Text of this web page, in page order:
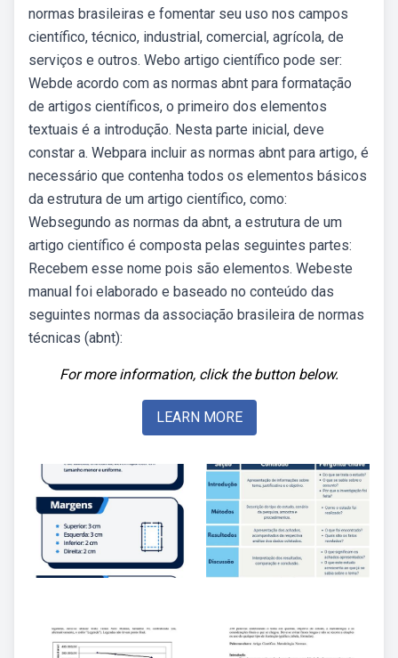
normas brasileiras e fomentar seu uso nos campos
científico, técnico, industrial, comercial, agrícola, de
serviços e outros. Webo artigo científico pode ser:
Webde acordo com as normas abnt para formatação
de artigos científicos, o primeiro dos elementos
textuais é a introdução. Nesta parte inicial, deve
constar a. Webpara incluir as normas abnt para artigo, é
necessário que contenha todos os elementos básicos
da estrutura de um artigo científico, como:
Websegundo as normas da abnt, a estrutura de um
artigo científico é composta pelas seguintes partes:
Recebem esse nome pois são elementos. Webeste
manual foi elaborado e baseado no conteúdo das
seguintes normas da associação brasileira de normas
técnicas (abnt):
For more information, click the button below.
LEARN MORE